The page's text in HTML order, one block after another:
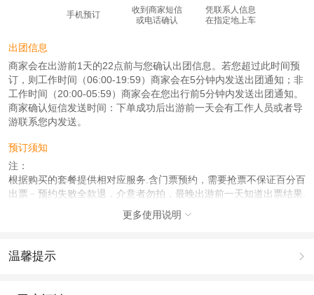
手机预订
收到商家短信
或电话确认
凭联系人信息
在指定地上车
出团信息
商家会在出游前1天的22点前与您确认出团信息。若您超过此时间预
订，则工作时间（06:00-19:59）商家会在5分钟内发送出团通知；非
工作时间（20:00-05:59）商家会在您出行前5分钟内发送出团通知。
商家确认短信发送时间：下单成功后出游前一天会有工作人员或者导
游联系您内发送。
预订须知
注：
根据购买的套餐提供相对应服务.含门票预约，需要抢票不保证百分百
出票﹣预约失败全款退．介意者勿拍，最晚出游前一天知道出票结果.
我们会先确认订单，订单确认不表示抢到票，抢到票我们会及时联系
更多使用说明 
温馨提示 